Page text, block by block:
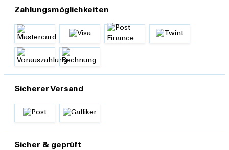
Zahlungsmöglichkeiten
Sicherer Versand
Sicher & geprüft